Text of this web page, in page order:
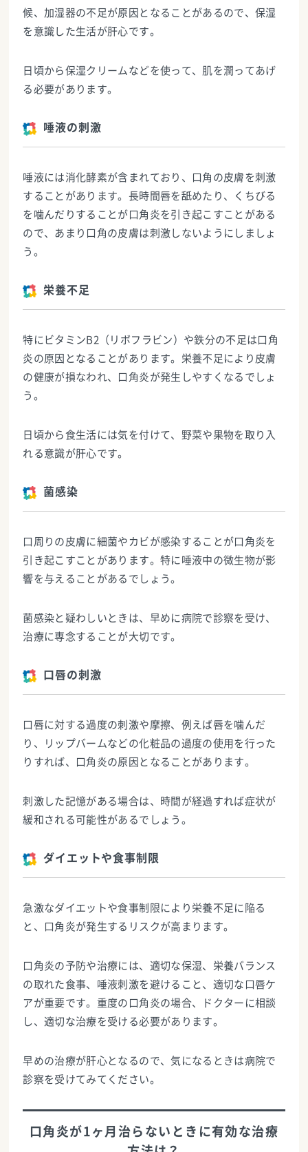
候、加湿器の不足が原因となることがあるので、保湿
を意識した生活が肝心です。
日頃から保湿クリームなどを使って、肌を潤ってあげ
る必要があります。
唾液の刺激
唾液には消化酵素が含まれており、口角の皮膚を刺激
することがあります。長時間唇を舐めたり、くちびる
を噛んだりすることが口角炎を引き起こすことがある
ので、あまり口角の皮膚は刺激しないようにしましょ
う。
栄養不足
特にビタミンB2（リボフラビン）や鉄分の不足は口角
炎の原因となることがあります。栄養不足により皮膚
の健康が損なわれ、口角炎が発生しやすくなるでしょ
う。
日頃から食生活には気を付けて、野菜や果物を取り入
れる意識が肝心です。
菌感染
口周りの皮膚に細菌やカビが感染することが口角炎を
引き起こすことがあります。特に唾液中の微生物が影
響を与えることがあるでしょう。
菌感染と疑わしいときは、早めに病院で診察を受け、
治療に専念することが大切です。
口唇の刺激
口唇に対する過度の刺激や摩擦、例えば唇を噛んだ
り、リップバームなどの化粧品の過度の使用を行った
りすれば、口角炎の原因となることがあります。
刺激した記憶がある場合は、時間が経過すれば症状が
緩和される可能性があるでしょう。
ダイエットや食事制限
急激なダイエットや食事制限により栄養不足に陥る
と、口角炎が発生するリスクが高まります。
口角炎の予防や治療には、適切な保湿、栄養バランス
の取れた食事、唾液刺激を避けること、適切な口唇ケ
アが重要です。重度の口角炎の場合、ドクターに相談
し、適切な治療を受ける必要があります。
早めの治療が肝心となるので、気になるときは病院で
診察を受けてみてください。
口角炎が1ヶ月治らないときに有効な治療